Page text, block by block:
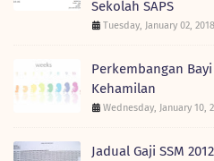
Sekolah SAPS
Tuesday, January 02, 2018
Perkembangan
Kehamilan
Wednesday, January 10,
Jadual Gaji SSM